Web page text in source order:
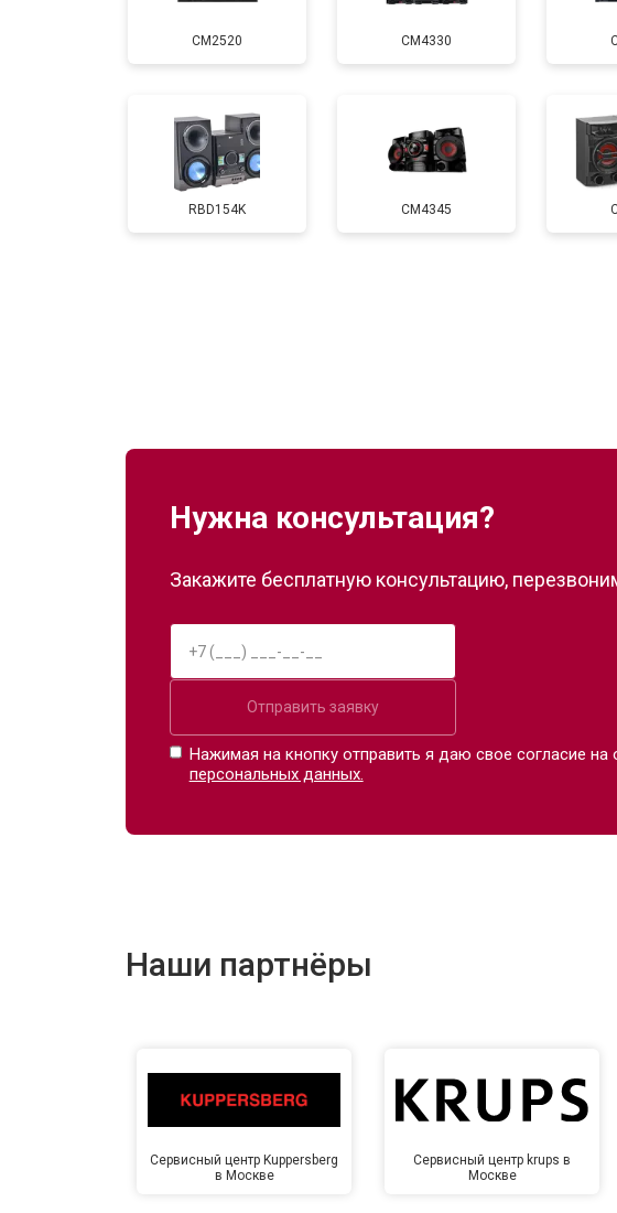
CM2520 CM4330
RBD154K CM4345
Нужна консультация?
Закажите бесплатную консультацию,
Отправить заявку
Нажимая на кнопку отправить я даю свое согласие на
персональных данных.
Наши партнёры
Сервисный центр Kuppersberg
в Москве
Сервисный центр krups в
Москве